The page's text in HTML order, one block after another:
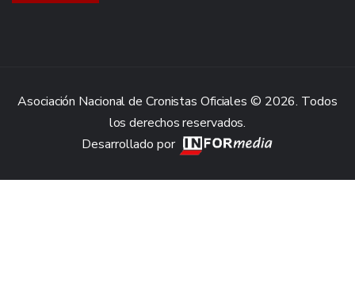
Asociación Nacional de Cronistas Oficiales © 2026. Todos
los derechos reservados.
Desarrollado por